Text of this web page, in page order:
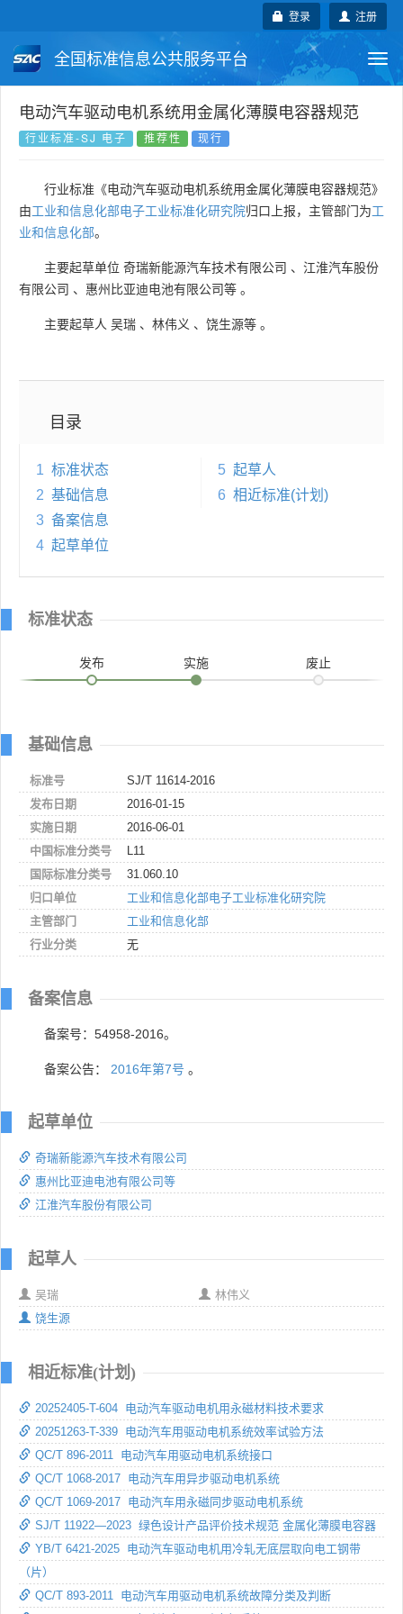
注册
登录
全国标准信息公共服务平台
国家标准 行业标准 地方标准
国外标准 技术委员会
电动汽车驱动电机系统用金属化薄膜电容器规范
行业标准-SJ 电子 推荐性 现行
行业标准《电动汽车驱动电机系统用金属化薄膜电容器规范》
由工业和信息化部电子工业标准化研究院归口上报，主管部门为工
业和信息化部。
主要起草单位 奇瑞新能源汽车技术有限公司 、 江淮汽车股份
有限公司 、 惠州比亚迪电池有限公司等 。
主要起草人 吴瑞 、 林伟义 、 饶生源等 。
目录
1 标准状态
2 基础信息
3 备案信息
4 起草单位
5 起草人
6 相近标准(计划)
标准状态
发布 实施 废止
基础信息
标准号
SJ/T 11614-2016
发布日期
2016-01-15
实施日期
2016-06-01
中国标准分类号
L11
国际标准分类号
31.060.10
归口单位
工业和信息化部电子工业标准化研究院
主管部门
工业和信息化部
行业分类
无
备案信息
备案号：54958-2016。
备案公告： 2016年第7号 。
起草单位
奇瑞新能源汽车技术有限公司
惠州比亚迪电池有限公司等
江淮汽车股份有限公司
起草人
吴瑞
林伟义
饶生源
相近标准(计划)
20252405-T-604 电动汽车驱动电机用永磁材料技术要求
20251263-T-339 电动汽车用驱动电机系统效率试验方法
QC/T 896-2011 电动汽车用驱动电机系统接口
QC/T 1068-2017 电动汽车用异步驱动电机系统
QC/T 1069-2017 电动汽车用永磁同步驱动电机系统
SJ/T 11922—2023 绿色设计产品评价技术规范 金属化薄膜电容器
YB/T 6421-2025 电动汽车驱动电机用冷轧无底层取向电工钢带
（片）
QC/T 893-2011 电动汽车用驱动电机系统故障分类及判断